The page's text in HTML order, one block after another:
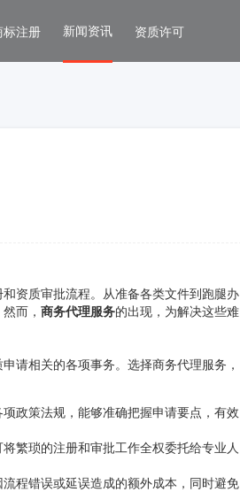
标注册 新闻资讯 资质许可
资质审批流程。从准备各类文件到跑腿办
而， 商务代理服务的出现，为解决这些难
请相关的各项事务。选择商务代理服务，
政策法规，能够准确把握申请要点，有效
繁琐的注册和审批工作全权委托给专业人
程错误或延误造成的额外成本，同时避免